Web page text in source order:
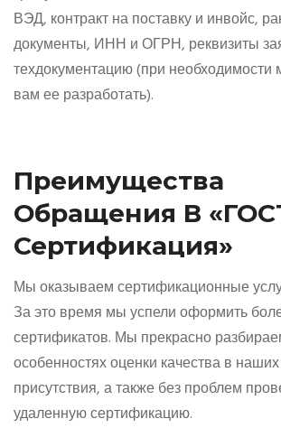
ВЭД, контракт на поставку и инвойс,
документы, ИНН и ОГРН, реквизиты
техдокументацию (при
вам ее разработать).
Преимущества
Обращения В
Сертификация»
Мы оказываем сертификационные
За это время мы успели оформить
сертификатов. Мы прекрасно
особенностях оценки качества в
присутствия, а также без проблем
удаленную сертификацию.